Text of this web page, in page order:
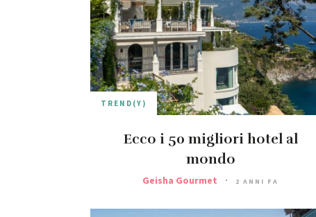
TREND(Y)
Ecco i 50 migliori hotel al
mondo
Geisha Gourmet 2 ANNI FA